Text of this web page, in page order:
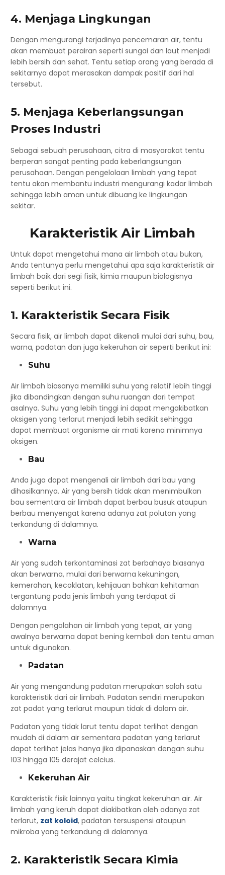
4. Menjaga Lingkungan
Dengan mengurangi terjadinya pencemaran air, tentu
akan membuat perairan seperti sungai dan laut menjadi
lebih bersih dan sehat. Tentu setiap orang yang berada di
sekitarnya dapat merasakan dampak positif dari hal
tersebut.
5. Menjaga Keberlangsungan
Proses Industri
Sebagai sebuah perusahaan, citra di masyarakat tentu
berperan sangat penting pada keberlangsungan
perusahaan. Dengan pengelolaan limbah yang tepat
tentu akan membantu industri mengurangi kadar limbah
sehingga lebih aman untuk dibuang ke lingkungan
sekitar.
Karakteristik Air Limbah
Untuk dapat mengetahui mana air limbah atau bukan,
Anda tentunya perlu mengetahui apa saja karakteristik air
limbah baik dari segi fisik, kimia maupun biologisnya
seperti berikut ini.
1. Karakteristik Secara Fisik
Secara fisik, air limbah dapat dikenali mulai dari suhu, bau,
warna, padatan dan juga kekeruhan air seperti berikut ini:
Suhu
Air limbah biasanya memiliki suhu yang relatif lebih tinggi
jika dibandingkan dengan suhu ruangan dari tempat
asalnya. Suhu yang lebih tinggi ini dapat mengakibatkan
oksigen yang terlarut menjadi lebih sedikit sehingga
dapat membuat organisme air mati karena minimnya
oksigen.
Bau
Anda juga dapat mengenali air limbah dari bau yang
dihasilkannya. Air yang bersih tidak akan menimbulkan
bau sementara air limbah dapat berbau busuk ataupun
berbau menyengat karena adanya zat polutan yang
terkandung di dalamnya.
Warna
Air yang sudah terkontaminasi zat berbahaya biasanya
akan berwarna, mulai dari berwarna kekuningan,
kemerahan, kecoklatan, kehijauan bahkan kehitaman
tergantung pada jenis limbah yang terdapat di
dalamnya.
Dengan pengolahan air limbah yang tepat, air yang
awalnya berwarna dapat bening kembali dan tentu aman
untuk digunakan.
Padatan
Air yang mengandung padatan merupakan salah satu
karakteristik dari air limbah. Padatan sendiri merupakan
zat padat yang terlarut maupun tidak di dalam air.
Padatan yang tidak larut tentu dapat terlihat dengan
mudah di dalam air sementara padatan yang terlarut
dapat terlihat jelas hanya jika dipanaskan dengan suhu
103 hingga 105 derajat celcius.
Kekeruhan Air
Karakteristik fisik lainnya yaitu tingkat kekeruhan air. Air
limbah yang keruh dapat diakibatkan oleh adanya zat
terlarut, zat koloid, padatan tersuspensi ataupun
mikroba yang terkandung di dalamnya.
2. Karakteristik Secara Kimia